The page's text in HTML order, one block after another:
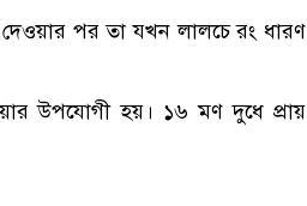
দেওয়ার পর তা যখন লালচে রং ধারণ
উপযোগী হয়। ১৬ মণ দুধে প্রায়